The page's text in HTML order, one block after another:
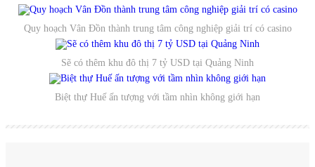
Quy hoạch Vân Đồn thành trung tâm công nghiệp giải trí có casino
Sẽ có thêm khu đô thị 7 tỷ USD tại Quảng Ninh
Biệt thự Huế ấn tượng với tầm nhìn không giới hạn